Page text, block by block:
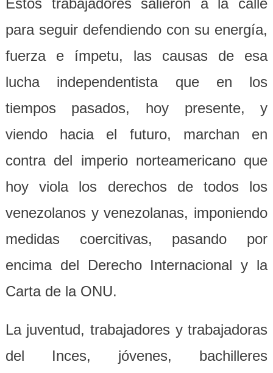
Estos trabajadores salieron a la calle
para seguir defendiendo con su energía,
fuerza e ímpetu, las causas de esa
lucha independentista que en los
tiempos pasados, hoy presente, y
viendo hacia el futuro, marchan en
contra del imperio norteamericano que
hoy viola los derechos de todos los
venezolanos y venezolanas, imponiendo
medidas coercitivas, pasando por
encima del Derecho Internacional y la
Carta de la ONU.
La juventud, trabajadores y trabajadoras
del Inces, jóvenes, bachilleres